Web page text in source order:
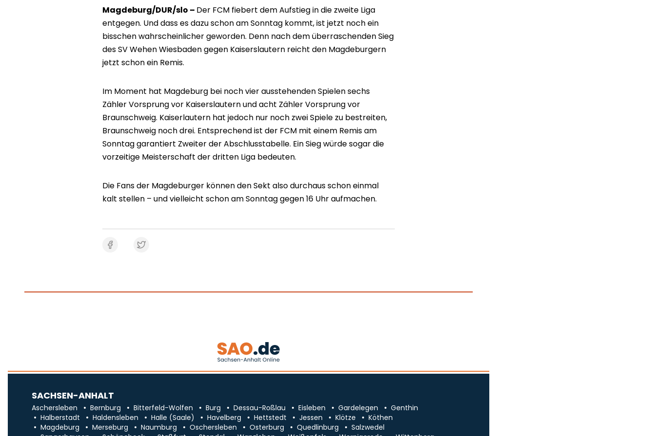
Magdeburg/DUR/slo – Der FCM fiebert dem Aufstieg in die zweite Liga
entgegen. Und dass es dazu schon am Sonntag kommt, ist jetzt noch ein
bisschen wahrscheinlicher geworden. Denn nach dem überraschenden Sieg
des SV Wehen Wiesbaden gegen Kaiserslautern reicht den Magdeburgern
jetzt schon ein Remis.
Im Moment hat Magdeburg bei noch vier ausstehenden Spielen sechs
Zähler Vorsprung vor Kaiserslautern und acht Zähler Vorsprung vor
Braunschweig. Kaiserlautern hat jedoch nur noch zwei Spiele zu bestreiten,
Braunschweig noch drei. Entsprechend ist der FCM mit einem Remis am
Sonntag garantiert Zweiter der Abschlusstabelle. Ein Sieg würde sogar die
vorzeitige Meisterschaft der dritten Liga bedeuten.
Die Fans der Magdeburger können den Sekt also durchaus schon einmal
kalt stellen – und vielleicht schon am Sonntag gegen 16 Uhr aufmachen.
SACHSEN-ANHALT
Aschersleben Bernburg Bitterfeld-Wolfen Burg Dessau-Roßlau Eisleben Gardelegen
Genthin
Halberstadt
Haldensleben Halle (Saale) Havelberg Hettstedt Jessen Klötze
Köthen
Magdeburg
Merseburg Naumburg Oschersleben Osterburg Quedlinburg
Salzwedel